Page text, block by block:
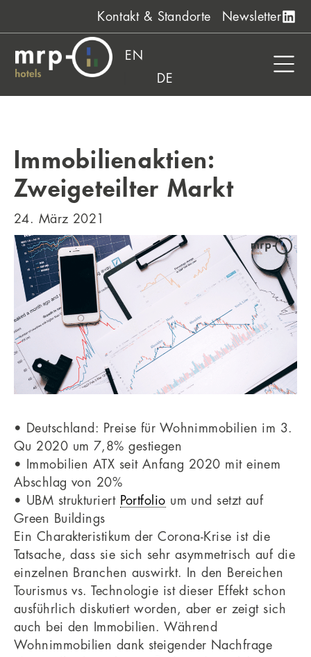
Kontakt & Standorte Newsletter
EN
DE
Immobilienaktien:
Zweigeteilter Markt
24. März 2021
• Deutschland: Preise für Wohnimmobilien im 3.
Qu 2020 um 7,8% gestiegen
• Immobilien ATX seit Anfang 2020 mit einem
Abschlag von 20%
• UBM strukturiert Portfolio um und setzt auf
Green Buildings
Ein Charakteristikum der Corona-Krise ist die
Tatsache, dass sie sich sehr asymmetrisch auf die
einzelnen Branchen auswirkt. In den Bereichen
Tourismus vs. Technologie ist dieser Effekt schon
ausführlich diskutiert worden, aber er zeigt sich
auch bei den Immobilien. Während
Wohnimmobilien dank steigender Nachfrage